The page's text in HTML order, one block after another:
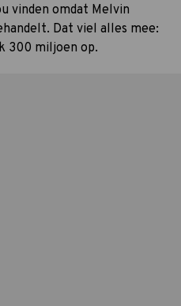
vinden omdat Melvin
Dat viel alles mee:
300 miljoen op.